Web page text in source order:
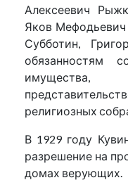
Алексеевич
Яков
Субботин,
обязанностям
имущества,
религиозных
В 1929 году
разрешение на
домах верующих.